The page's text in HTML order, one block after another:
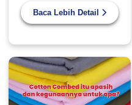
Baca Lebih Detail